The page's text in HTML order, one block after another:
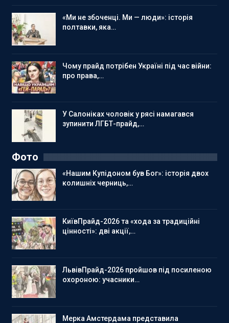
«Ми не збоченці. Ми — люди»: історія
полтавки, яка…
Чому прайд потрібен Україні під час війни:
про права,…
У Салоніках чоловік у рясі намагався
зупинити ЛГБТ-прайд,…
Фото
«Нашим Купідоном був Бог»: історія двох
колишніх черниць,…
КиївПрайд-2026 та «хода за традиційні
цінності»: дві акції,…
ЛьвівПрайд-2026 пройшов під посиленою
охороною: учасники…
Мерка Амстердама представила